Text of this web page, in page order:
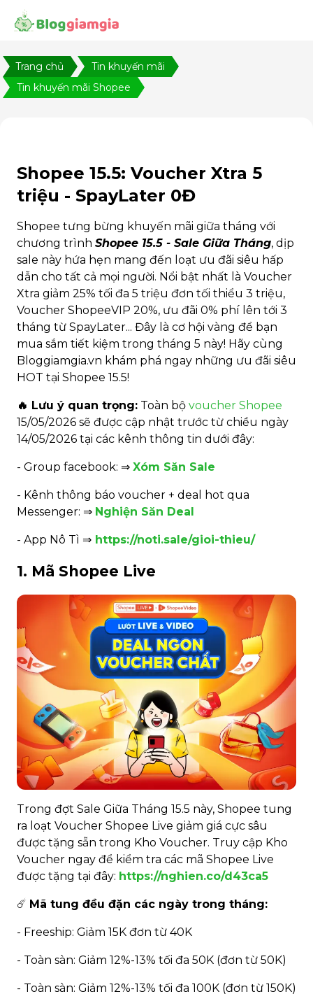
Trang chủ
Tin khuyến mãi
Tin khuyến mãi Shopee
Shopee 15.5: Voucher Xtra 5
triệu - SpayLater 0Đ
Shopee tưng bừng khuyến mãi giữa tháng với
chương trình Shopee 15.5 - Sale Giữa Tháng, dịp
sale này hứa hẹn mang đến loạt ưu đãi siêu hấp
dẫn cho tất cả mọi người. Nổi bật nhất là Voucher
Xtra giảm 25% tối đa 5 triệu đơn tối thiểu 3 triệu,
Voucher ShopeeVIP 20%, ưu đãi 0% phí lên tới 3
tháng từ SpayLater... Đây là cơ hội vàng để bạn
mua sắm tiết kiệm trong tháng 5 này! Hãy cùng
Bloggiamgia.vn khám phá ngay những ưu đãi siêu
HOT tại Shopee 15.5!
🔥 Lưu ý quan trọng: Toàn bộ voucher Shopee
15/05/2026 sẽ được cập nhật trước từ chiều ngày
14/05/2026 tại các kênh thông tin dưới đây:
- Group facebook: ⇒ Xóm Săn Sale
- Kênh thông báo voucher + deal hot qua
Messenger: ⇒ Nghiện Săn Deal
- App Nô Tì ⇒ https://noti.sale/gioi-thieu/
1. Mã Shopee Live
Trong đợt Sale Giữa Tháng 15.5 này, Shopee tung
ra loạt Voucher Shopee Live giảm giá cực sâu
được tặng sẵn trong Kho Voucher. Truy cập Kho
Voucher ngay để kiểm tra các mã Shopee Live
được tặng tại đây: https://nghien.co/d43ca5
☄️ Mã tung đều đặn các ngày trong tháng:
- Freeship: Giảm 15K đơn từ 40K
- Toàn sàn: Giảm 12%-13% tối đa 50K (đơn từ 50K)
- Toàn sàn: Giảm 12%-13% tối đa 100K (đơn từ 150K)